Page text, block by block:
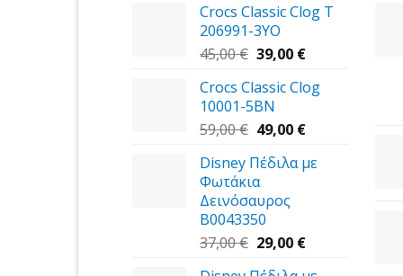
Crocs Classic Clog T
206991-3YΟ
45,00€ Original
was:
45,00 €.
39,00 €Η
τιμή
39,00 €.
Crocs Classic Clog
10001-5BN
59,00€ Original
was:
59,00 €.
49,00 €Η
τιμή
Disney Πέδιλα με
Φωτάκια
Δεινόσαυρος
B0043350
37,00€ Original
29,00 €Η